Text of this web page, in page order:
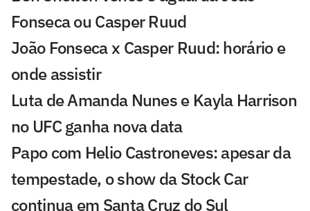
Fonseca ou Casper Ruud
João Fonseca x Casper Ruud: horário e
onde assistir
Luta de Amanda Nunes e Kayla Harrison
no UFC ganha nova data
Papo com Helio Castroneves: apesar da
tempestade, o show da Stock Car
continua em Santa Cruz do Sul